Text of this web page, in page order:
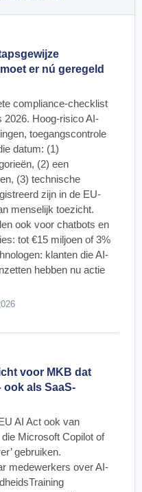
er nú geregeld
compliance-checklist
2026. Hoog-risico AI-
toegangscontrole
datum: (1)
(2) een
(3) technische
zijn in de EU-
menselijk toezicht.
ook voor chatbots en
tot €15 miljoen of 3%
klanten die AI-
hebben nu actie
voor MKB dat
als SaaS-
AI Act ook van
Microsoft Copilot of
gebruiken.
medewerkers over AI-